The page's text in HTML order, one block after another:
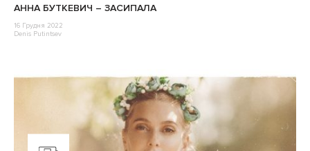
АННА БУТКЕВИЧ – ЗАСИПАЛА
16 Грудня 2022
Denis Putintsev